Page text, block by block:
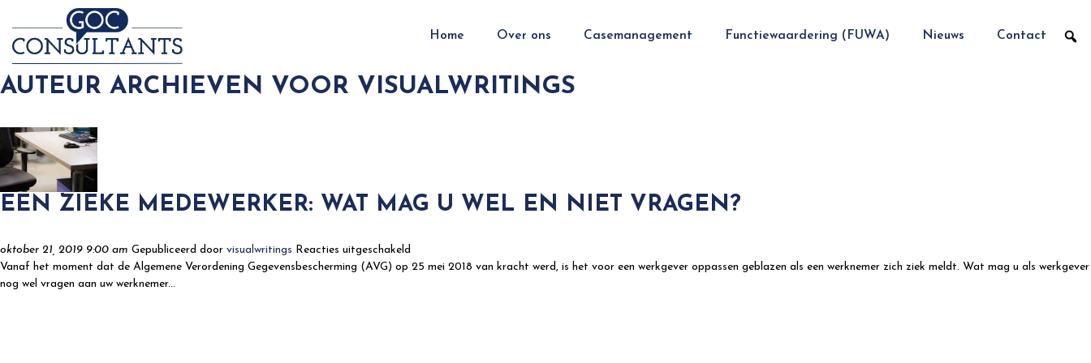
Home Over ons Casemanagement Functiewaardering (FUWA) Nieuws Contact
AUTEUR ARCHIEVEN VOOR VISUALWRITINGS
EEN ZIEKE MEDEWERKER: WAT MAG U WEL EN NIET VRAGEN?
oktober 21, 2019 9:00 am Gepubliceerd door visualwritings Reacties uitgeschakeld
Een
Vanaf het moment dat de Algemene Verordening Gegevensbescherming (AVG) op 25 mei 2018 van kracht werd, is het voor een werkgever oppassen geblazen als een werknemer zich ziek meldt. Wat mag u als werkgever
nog wel vragen aan uw werknemer...